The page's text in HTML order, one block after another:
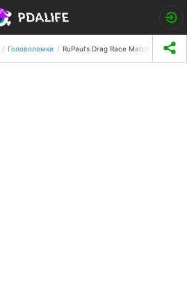
Головоломки RuPaul's Drag Race Match Queen